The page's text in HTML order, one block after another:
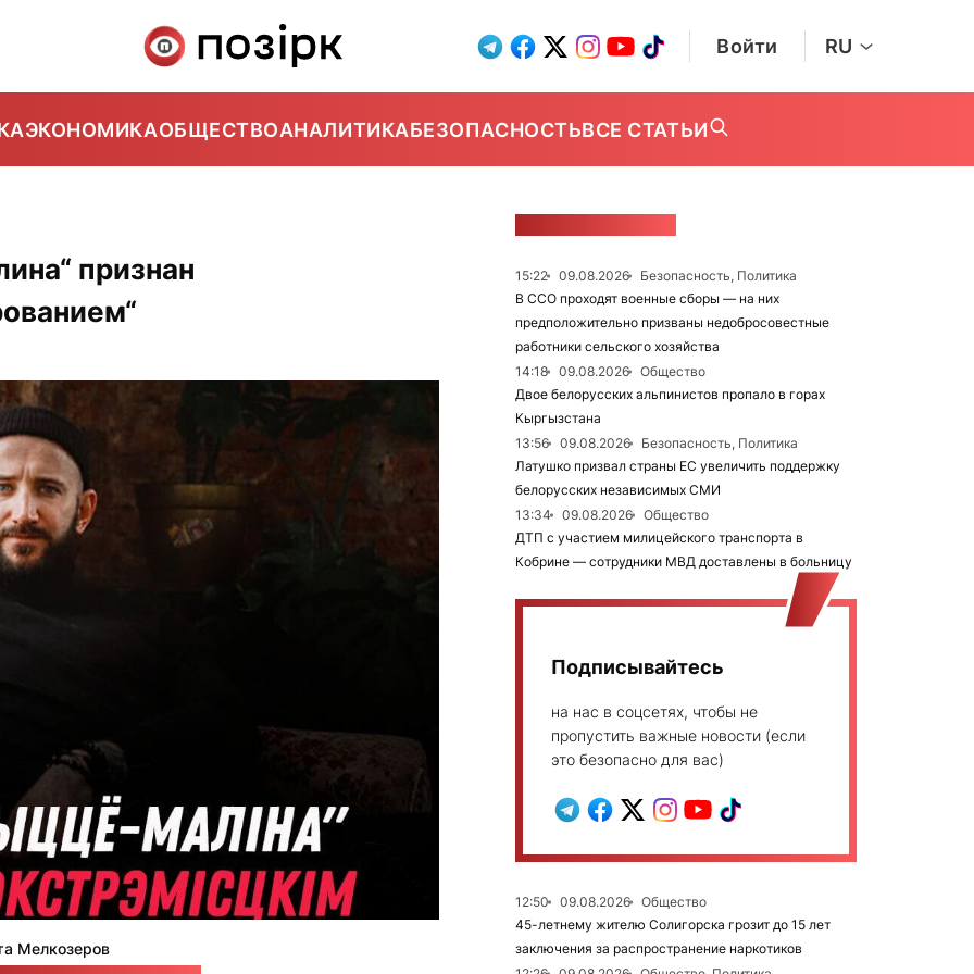
Войти RU
ЭКОНОМИКАОБЩЕСТВОАНАЛИТИКАБЕЗОПАСНОСТЬВСЕ СТАТЬИ
признан
Мелкозеров
15:22 09.08.2026
Безопасность, Политика
В ССО проходят военные сборы — на них
предположительно призваны недобросовестные
работники сельского хозяйства
14:18
09.08.2026
Общество
Двое белорусских альпинистов пропало в горах
Кыргызстана
13:56
09.08.2026
Безопасность, Политика
Латушко призвал страны ЕС увеличить поддержку
белорусских независимых СМИ
13:34
09.08.2026
Общество
ДТП с участием милицейского транспорта в
Кобрине — сотрудники МВД доставлены в больницу
Подписывайтесь
на нас в соцсетях, чтобы не
пропустить важные новости (если
это безопасно для вас)
12:50 09.08.2026
Общество
45-летнему жителю Солигорска грозит до 15 лет
заключения за распространение наркотиков